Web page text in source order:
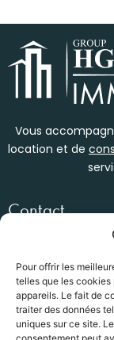
Pour offrir les
telles que les
appareils. Le fait de
traiter des données
uniques sur ce site.
Vous
location et de
Contact
Womey,
Nos services